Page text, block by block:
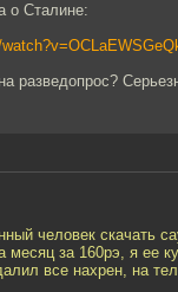
о Сталине:
разведопрос?
человек скачать
месяц за 160рэ, я ее
все нахрен, на